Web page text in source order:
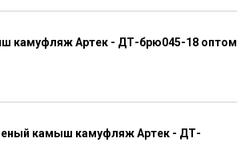
камуфляж Артек - ДТ-брю045-18 оптом
камыш камуфляж Артек - ДТ-